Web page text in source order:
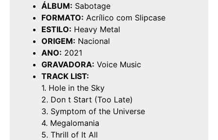
ÁLBUM: Sabotage
FORMATO: Acrílico com Slipcase
ESTILO: Heavy Metal
ORIGEM: Nacional
ANO: 2021
GRAVADORA: Voice Music
TRACK LIST:
1. Hole in the Sky
2. Don t Start (Too Late)
3. Symptom of the Universe
4. Megalomania
5. Thrill of It All